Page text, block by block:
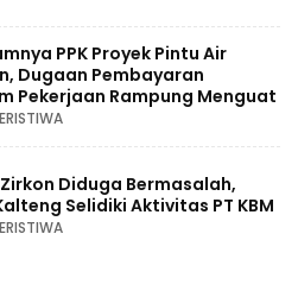
PPK Proyek Pintu Air
Dugaan Pembayaran
Pekerjaan Rampung Menguat
Diduga Bermasalah,
Selidiki Aktivitas PT KBM